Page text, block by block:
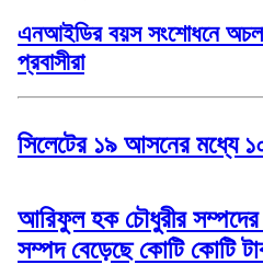
এনআইডির বয়স সংশোধনে
প্রবাসীরা
সিলেটের ১৯ আসনের মধ্যে
আরিফুল হক চৌধুরীর
সম্পদ বেড়েছে কোটি কোটি